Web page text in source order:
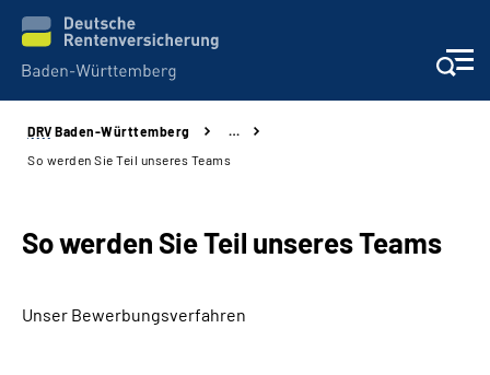
Beratung und Kontakt
Karriere
DRV Baden-Württemberg
…
So werden Sie Teil unseres Teams
So werden Sie Teil unseresTeams
Unser Bewerbungsverfahren